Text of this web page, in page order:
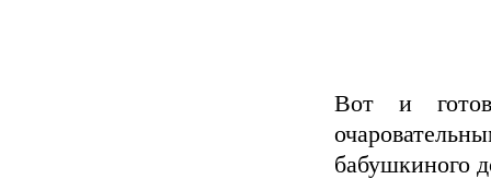
Вот и
бабушкиного